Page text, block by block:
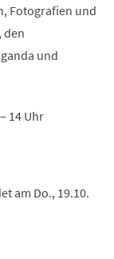
Fotografien und
den
und
14 Uhr
am Do., 19.10.